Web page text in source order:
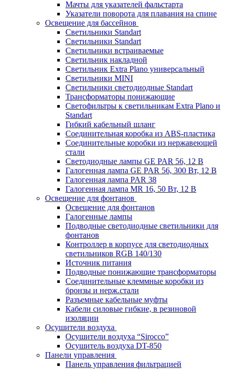
Мачты для указателей фальстарта
Указатели поворота для плавания на спине
Освещение для бассейнов
Светильники Standart
Светильники Standart
Светильники встраиваемые
Светильник накладной
Светильник Extra Plano универсальный
Светильники MINI
Светильники светодиодные Standart
Трансформаторы понижающие
Светофильтры к светильникам Extra Plano и
Standart
Гибкий кабельный шланг
Соединительная коробка из ABS-пластика
Соединительные коробки из нержавеющей
стали
Светодиодные лампы GE PAR 56, 12 В
Галогенная лампа GE PAR 56, 300 Вт, 12 В
Галогенная лампа PAR 38
Галогенная лампа MR 16, 50 Вт, 12 В
Освещение для фонтанов
Освещение для фонтанов
Галогенные лампы
Подводные светодиодные светильники для
фонтанов
Контроллер в корпусе для светодиодных
светильников RGB 140/130
Источник питания
Подводные понижающие трансформаторы
Соединительные клеммные коробки из
бронзы и нерж.стали
Разъемные кабельные муфты
Кабели силовые гибкие, в резиновой
изоляции
Осушители воздуха
Осушители воздуха “Sirocco”
Осушитель воздуха DT-850
Панели управления
Панель управления фильтрацией